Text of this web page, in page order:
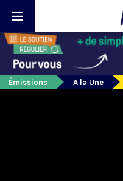
Émissions A la Une